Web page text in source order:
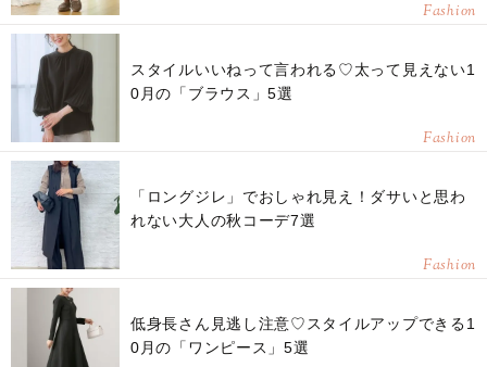
Fashion
スタイルいいねって言われる♡太って見えない1
0月の「ブラウス」5選
Fashion
「ロングジレ」でおしゃれ見え！ダサいと思わ
れない大人の秋コーデ7選
Fashion
低身長さん見逃し注意♡スタイルアップできる1
0月の「ワンピース」5選